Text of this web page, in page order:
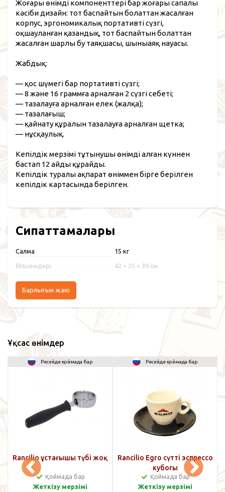
Жоғары өнімді компоненттері бар жоғары сапалы
кәсіби дизайн: тот баспайтын болаттан жасалған
корпус, эргономикалық портативті сүзгі,
оқшауланған қазандық, тот баспайтын болаттан
жасалған шарлы бу таяқшасы, шыныаяқ науасы.
Жабдық:
— қос шүмегі бар портативті сүзгі;
— 8 және 16 граммға арналған 2 сүзгі себеті;
— тазалауға арналған елек (жалқа);
— тазалағыш;
— қайнату құралын тазалауға арналған щетка;
— нұсқаулық.
Кепілдік мерзімі тұтынушы өнімді алған күннен
бастап 12 айды құрайды.
Кепілдік туралы ақпарат өніммен бірге берілген
кепілдік картасында берілген.
Сипаттамалары
Салмақ 15 кг
Өлшемдері 42 × 25 × 39 см
Барлығын жаю
Ұқсас өнімдер
Ресейде қоймада бар
Rancilio ұстағышы түбі жоқ
Қоймада бар
Жеткізу мерзімі
Ресейде қоймада бар
Rancilio Egro сүтті эспрессо
кубогы
Қоймада бар
Жеткізу мерзімі